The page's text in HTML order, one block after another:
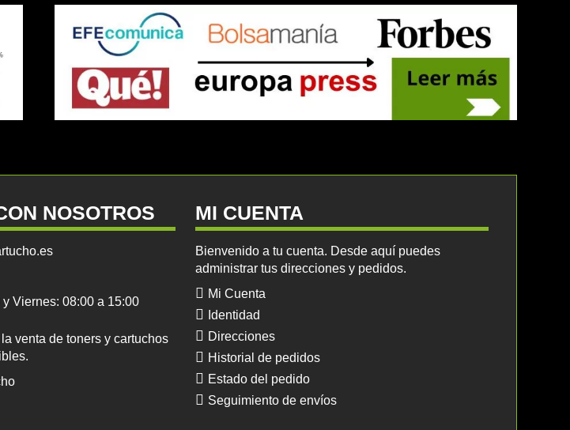
NOSOTROS
y Viernes: 08:00 a 15:00
venta de toners y cartuchos
MI CUENTA
Bienvenido a tu cuenta. Desde aquí puedes
administrar tus direcciones y pedidos.
Mi Cuenta
Identidad
Direcciones
Historial de pedidos
Estado del pedido
Seguimiento de envíos